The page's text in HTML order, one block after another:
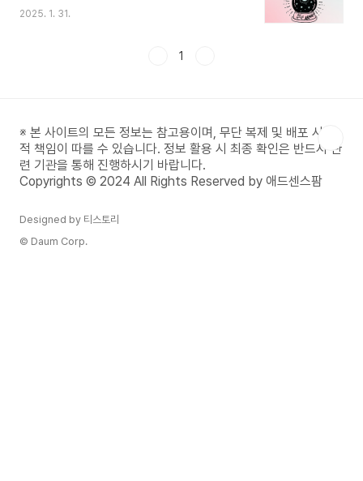
며, 누군가에게서 강아지를 선물 받는 것은 새로운
꿈이라도 상황에 따라 의미가 달라질 수 있습니다.
화가 예상되는지 자세히 알아보겠습니다.애완견을
선물 받는 꿈 해몽1. 애완견을 선물 받는 꿈의 기본
의미강아지는 일반적으로 사랑, 신뢰, 행복, 충성심
을 상징하는 동물입..
2025. 1. 31.
1
※ 본 사이트의 모든 정보는 참고용이며, 무단 복제 및 배포 시 법
적 책임이 따를 수 있습니다. 정보 활용 시 최종 확인은 반드시 관
련 기관을 통해 진행하시기 바랍니다.
Copyrights © 2024 All Rights Reserved by 애드센스팜
Designed by 티스토리
© Daum Corp.